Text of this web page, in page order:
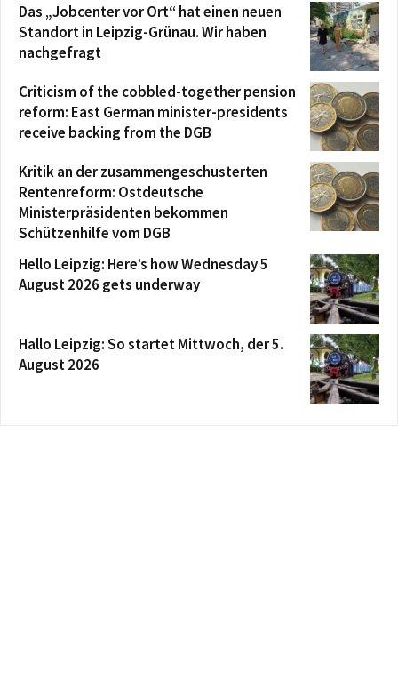
Das „Jobcenter vor Ort“ hat einen neuen
Standort in Leipzig-Grünau. Wir haben
nachgefragt
Criticism of the cobbled-together pension
reform: East German minister-presidents
receive backing from the DGB
Kritik an der zusammengeschusterten
Rentenreform: Ostdeutsche
Ministerpräsidenten bekommen
Schützenhilfe vom DGB
Hello Leipzig: Here’s how Wednesday 5
August 2026 gets underway
Hallo Leipzig: So startet Mittwoch, der 5.
August 2026